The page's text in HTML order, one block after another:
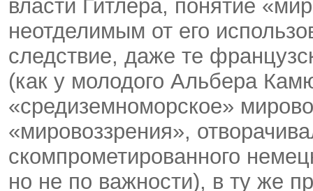
власти Гитлера, понятие
неотделимым от его
следствие, даже те
(как у молодого Альбера
«средиземноморское»
«мировоззрения»,
скомпрометированного
но не по важности), в ту же